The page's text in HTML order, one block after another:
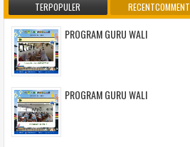
TERPOPULER RECENTCOMMENT
PROGRAM GURU WALI
PROGRAM GURU WALI